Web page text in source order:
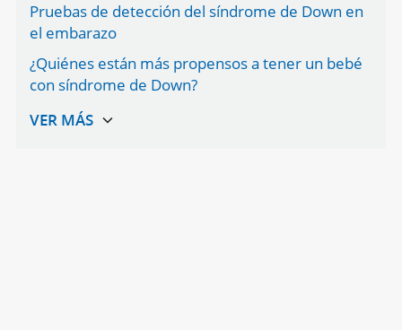
Pruebas de detección del síndrome de Down en
el embarazo
¿Quiénes están más propensos a tener un bebé
con síndrome de Down?